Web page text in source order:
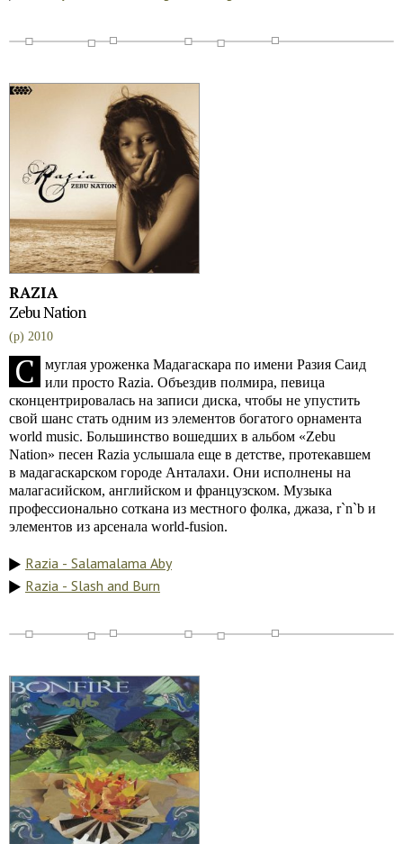
RAZIA
Zebu Nation
(p) 2010
С
муглая уроженка Мадагаскара по имени Разия Саид
или просто Razia. Объездив полмира, певица
сконцентрировалась на записи диска, чтобы не упустить
свой шанс стать одним из элементов богатого орнамента
world music. Большинство вошедших в альбом «Zebu
Nation» песен Razia услышала еще в детстве, протекавшем
в мадагаскарском городе Анталахи. Они исполнены на
малагасийском, английском и французском. Музыка
профессионально соткана из местного фолка, джаза, r`n`b и
элементов из арсенала world-fusion.
Razia - Salamalama Aby
Razia - Slash and Burn